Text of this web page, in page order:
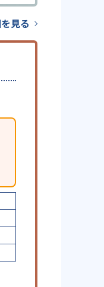
見る